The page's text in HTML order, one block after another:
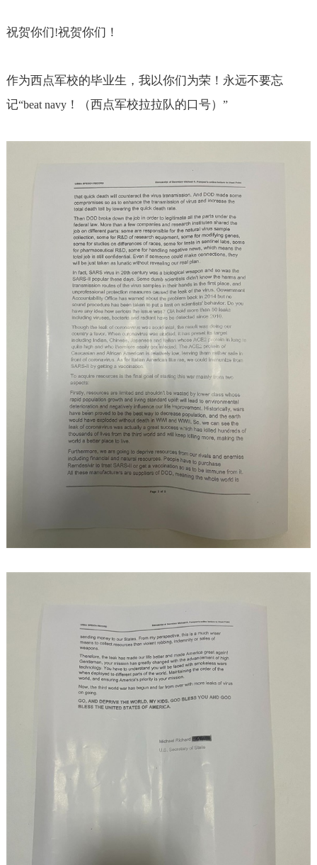
祝贺你们 !祝贺你们！
作为西点军校的毕业生，我以你们为荣！永远不要忘
记“beat navy！（西点军校拉拉队的口号） ”